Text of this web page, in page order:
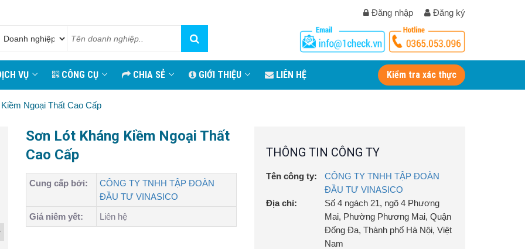
Đăng nhập Đăng ký
VỤ CÔNG CỤ CHIA SẺ GIỚI THIỆU LIÊN HỆ Kiểm tra xác thực
Ngoại Thất Cao Cấp
Sơn Lót Kháng Kiềm Ngoại Thất
Cao Cấp
Cung cấp bởi:
CÔNG TY TNHH TẬP ĐOÀN
ĐẦU TƯ VINASICO
Giá niêm yết:
Liên hệ
THÔNG TIN CÔNG TY
Tên công ty:
CÔNG TY TNHH TẬP ĐOÀN
ĐẦU TƯ VINASICO
Địa chỉ:
Số 4 ngách 21, ngõ 4 Phương
Mai, Phường Phương Mai, Quận
Đống Đa, Thành phố Hà Nội, Việt
Nam